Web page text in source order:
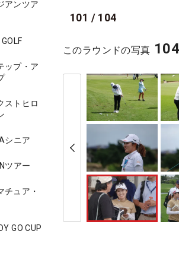
アンツア
GOLF
ップ・ア
ストヒロ
シニア
ツアー
チュア・
GO CUP
101 / 104
このラウンドの写真